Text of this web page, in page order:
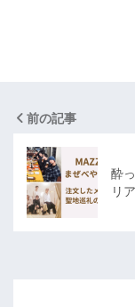
前の記事
酔
リ